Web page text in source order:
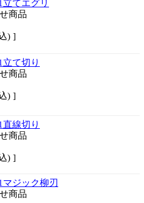
てエグリ
商品
) ]
て切り
商品
) ]
線切り
商品
) ]
ジック柳刃
商品